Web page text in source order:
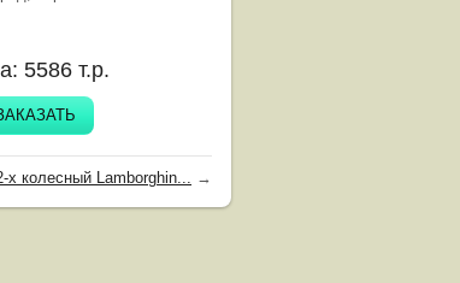
5586 т.р.
х колесный Lamborghin... →